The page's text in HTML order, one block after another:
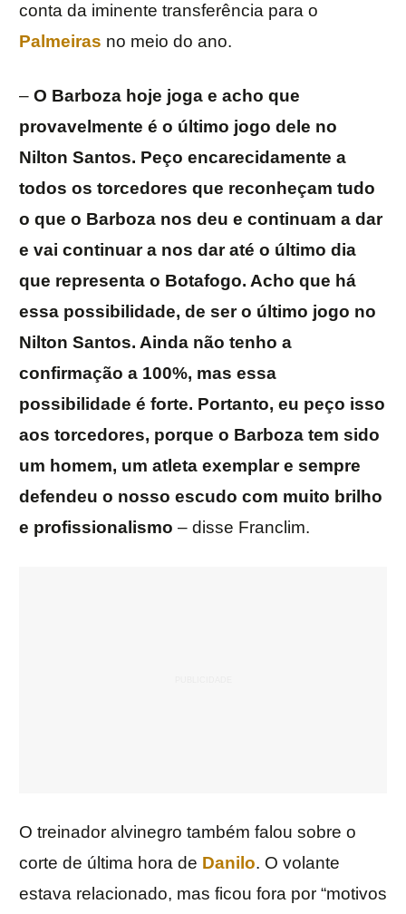
conta da iminente transferência para o
Palmeiras no meio do ano.
– O Barboza hoje joga e acho que
provavelmente é o último jogo dele no
Nilton Santos. Peço encarecidamente a
todos os torcedores que reconheçam tudo
o que o Barboza nos deu e continuam a dar
e vai continuar a nos dar até o último dia
que representa o Botafogo. Acho que há
essa possibilidade, de ser o último jogo no
Nilton Santos. Ainda não tenho a
confirmação a 100%, mas essa
possibilidade é forte. Portanto, eu peço isso
aos torcedores, porque o Barboza tem sido
um homem, um atleta exemplar e sempre
defendeu o nosso escudo com muito brilho
e profissionalismo – disse Franclim.
O treinador alvinegro também falou sobre o
corte de última hora de Danilo. O volante
estava relacionado, mas ficou fora por “motivos